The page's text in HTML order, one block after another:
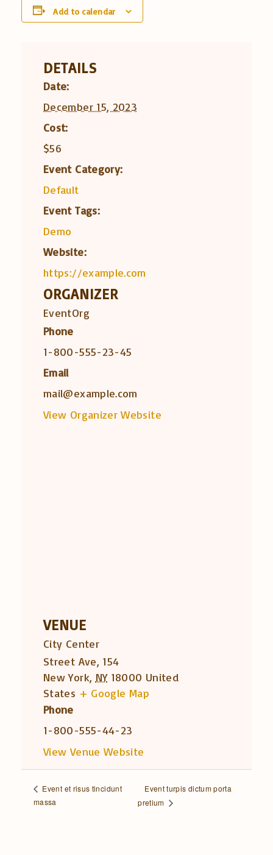
Add to calendar
DETAILS
Date:
December 15, 2023
Cost:
$56
Event Category:
Default
Event Tags:
Demo
Website:
https://example.com
ORGANIZER
EventOrg
Phone
1-800-555-23-45
Email
mail@example.com
View Organizer Website
VENUE
City Center
Street Ave, 154
New York, NY 18000 United
States + Google Map
Phone
1-800-555-44-23
View Venue Website
Event et risus tincidunt
massa
Event turpis dictum porta
pretium